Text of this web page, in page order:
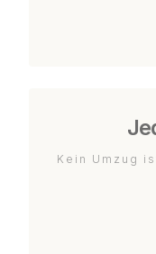
Kein Umzug